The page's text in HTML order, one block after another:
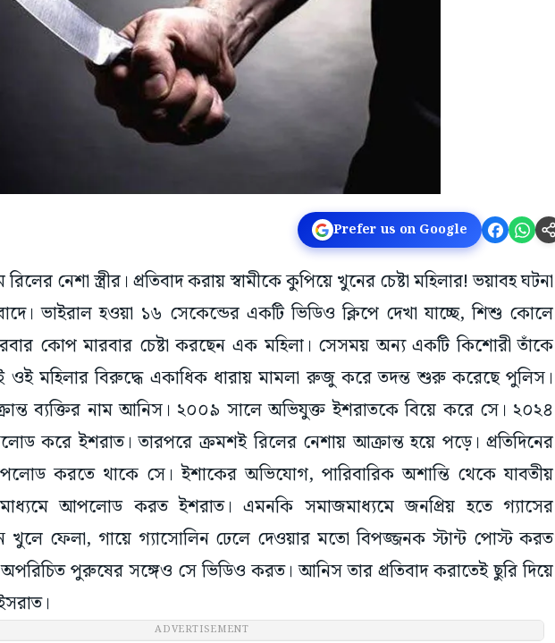
Prefer us on Google
রিলের নেশা স্ত্রীর। প্রতিবাদ করায় স্বামীকে কুপিয়ে খুনের চেষ্টা মহিলার! ভয়াবহ ঘটনা
ভাইরাল হওয়া ১৬ সেকেন্ডের একটি ভিডিও ক্লিপে দেখা যাচ্ছে, শিশু কোলে
কোপ মারবার চেষ্টা করছেন এক মহিলা। সেসময় অন্য একটি কিশোরী তাঁকে
ওই মহিলার বিরুদ্ধে একাধিক ধারায় মামলা রুজু করে তদন্ত শুরু করেছে পুলিস।
ব্যক্তির নাম আনিস। ২০০৯ সালে অভিযুক্ত ইশরাতকে বিয়ে করে সে। ২০২৪
করে ইশরাত। তারপরে ক্রমশই রিলের নেশায় আক্রান্ত হয়ে পড়ে। প্রতিদিনের
করতে থাকে সে। ইশাকের অভিযোগ, পারিবারিক অশান্তি থেকে যাবতীয়
আপলোড করত ইশরাত। এমনকি সমাজমাধ্যমে জনপ্রিয় হতে গ্যাসের
খুলে ফেলা, গায়ে গ্যাসোলিন ঢেলে দেওয়ার মতো বিপজ্জনক স্টান্ট পোস্ট করত
পুরুষের সঙ্গেও সে ভিডিও করত। আনিস তার প্রতিবাদ করাতেই ছুরি দিয়ে
ADVERTISEMENT